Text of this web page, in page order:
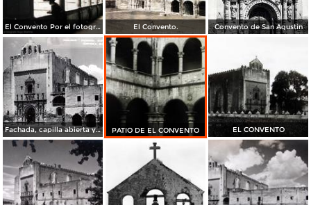
El Convento Por el fotografo Hugo Brehme. El Convento. Convento de San Agustin
Fachada, capilla abierta y portería del siglo XVI PATIO DE EL CONVENTO EL CONVENTO